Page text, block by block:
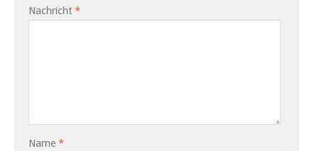
Nachricht *
Name *